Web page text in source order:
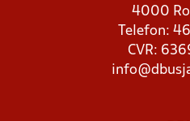
4000
Telefon:
CVR: